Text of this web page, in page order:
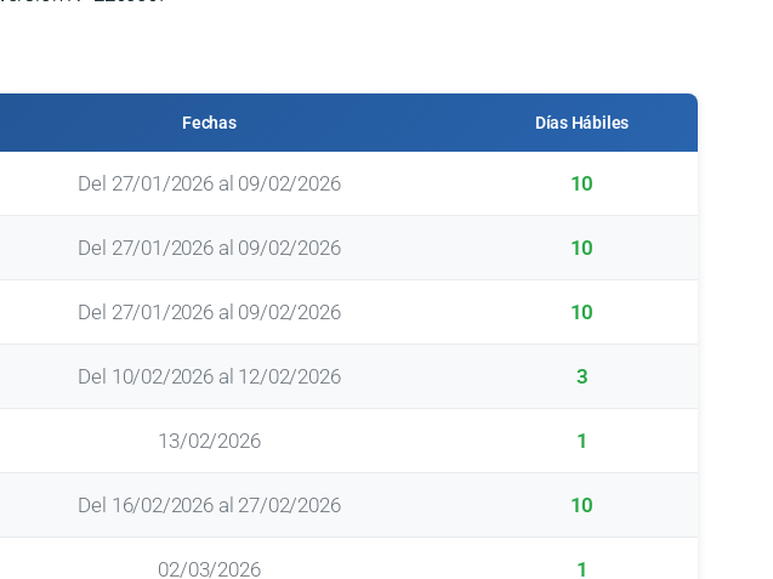
Fechas Días Hábiles
Del 27/01/2026 al 09/02/2026 10
Del 27/01/2026 al 09/02/2026 10
Del 27/01/2026 al 09/02/2026 10
Del 10/02/2026 al 12/02/2026 3
13/02/2026 1
Del 16/02/2026 al 27/02/2026 10
02/03/2026 1